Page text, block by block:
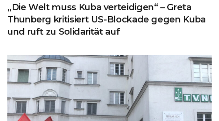
„Die Welt muss Kuba verteidigen“ – Greta
Thunberg kritisiert US-Blockade gegen Kuba
und ruft zu Solidarität auf